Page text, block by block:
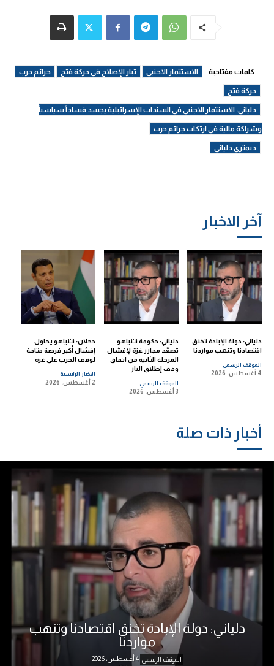
آخر الاخبار
دلياني: دولة الإبادة تخنق
اقتصادنا وتنهب مواردنا
الموقف الرسمي
4 أغسطس، 2026
دلياني: حكومة نتنياهو
تصعّد مجازر غزة لإفشال
المرحلة الثانية من اتفاق
وقف إطلاق النار
الموقف الرسمي
3 أغسطس، 2026
دحلان: نتنياهو يحاول
إفشال أكبر فرصة متاحة
لوقف الحرب على غزة
الاخبار الرئيسية
2 أغسطس، 2026
كلمات مفتاحية الاستثمار الاجنبي تيار الإصلاح في حركة فتح جرائم حرب
حركة فتح
دلياني: الاستثمار الاجنبي في السندات الإسرائيلية يجسد فساداً سياسياً
وشراكة مالية في ارتكاب جرائم حرب
ديمتري دلياني
أخبار ذات صلة
دلياني: دولة الإبادة تخنق اقتصادنا وتنهب
مواردنا
الموقف الرسمي 4 أغسطس، 2026